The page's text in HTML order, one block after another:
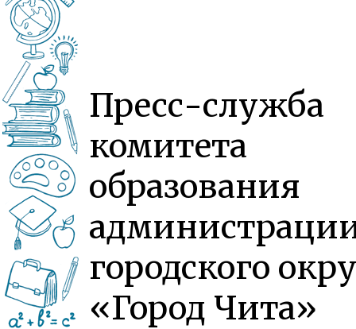
Пресс-служба
комитета
образования
городского
«Город Чита»